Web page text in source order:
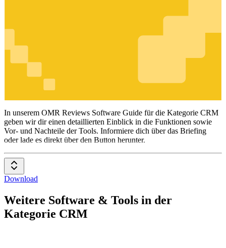
CRM
In unserem OMR Reviews Software Guide für die Kategorie CRM
geben wir dir einen detaillierten Einblick in die Funktionen sowie
Vor- und Nachteile der Tools. Informiere dich über das Briefing
oder lade es direkt über den Button herunter.
Download
Weitere Software & Tools in der
Kategorie CRM